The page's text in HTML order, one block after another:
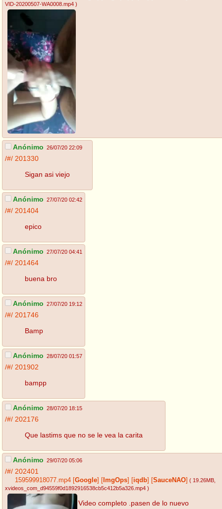
VID-20200507-WA0008.mp4 )
Anónimo 26/07/20 22:09
/#/ 201330
Sigan asi viejo
Anónimo 27/07/20 02:42
/#/ 201404
epico
Anónimo 27/07/20 04:41
/#/ 201464
buena bro
Anónimo 27/07/20 19:12
/#/ 201746
Bamp
Anónimo 28/07/20 01:57
/#/ 201902
bampp
Anónimo 28/07/20 18:15
/#/ 202176
Que lastims que no se le vea la carita
Anónimo 29/07/20 05:06
/#/ 202401
159599918077.mp4 [Google] [ ImgOps] [iqdb] [SauceNAO] ( 19.26MB
xvideos_com_d94559f0d1892916538cb5c412b5a326.mp4 )
Video completo .pasen de lo nuevo